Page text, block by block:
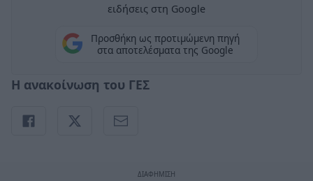
ειδήσεις στη Google
Προσθήκη ως προτιμώμενη πηγή
στα αποτελέσματα της Google
Η ανακοίνωση του ΓΕΣ